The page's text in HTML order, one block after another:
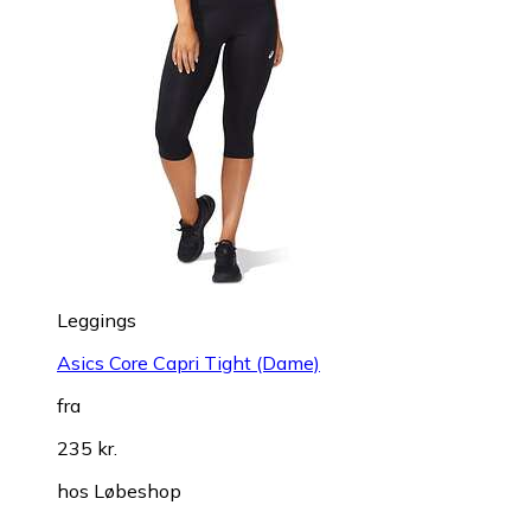
Leggings
Asics Core Capri Tight (Dame)
fra
235 kr.
hos Løbeshop